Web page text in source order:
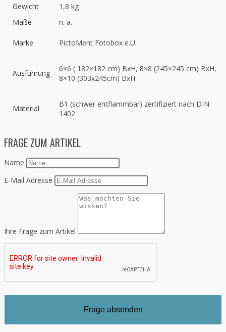
Gewicht
1,8 kg
Maße
n. a.
Marke PictoMent Fotobox e.U.
Ausführung
6×6 ( 182×182 cm) BxH, 8×8 (245×245 cm) BxH,
8×10 (303x245cm) BxH
Material
B1 (schwer entflammbar) zertifiziert nach DIN
1402
FRAGE ZUM ARTIKEL
Name
E-Mail Adresse
Ihre Frage zum Artikel